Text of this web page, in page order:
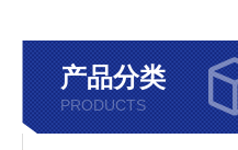
产品分类
PRODUCTS